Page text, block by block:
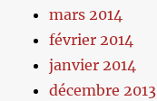
mars 2014
février 2014
janvier 2014
décembre 2013